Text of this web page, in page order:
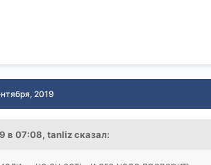
2019
в 07:08, tanlizсказал: